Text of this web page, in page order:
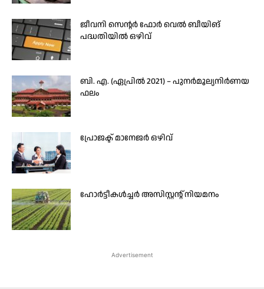
ജീവനി സെന്റര്‍ ഫോര്‍ വെല്‍ ബീയിങ്
പദ്ധതിയിൽ ഒഴിവ്
ബി. എ. (ഏപ്രിൽ 2021) – പുനർമൂല്യനിർണയ
ഫലം
പ്രോജക്ട് മാനേജർ ഒഴിവ്
ഹോര്‍ട്ടീകള്‍ച്ചര്‍ അസിസ്റ്റന്റ് നിയമനം
Advertisement